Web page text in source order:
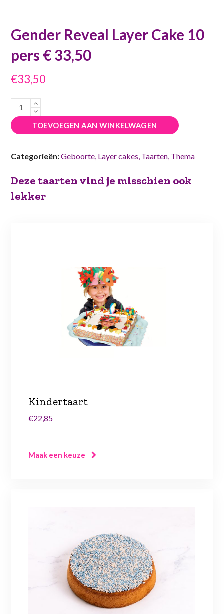
Gender Reveal Layer Cake 10
pers € 33,50
€33,50
Gender
Reveal
Layer
10
€
33,50
TOEVOEGEN AAN WINKELWAGEN
Categorieën:Geboorte, Layer cakes, Taarten, Thema
Deze taarten vind je misschien ook
lekker
Kindertaart
€22,85
Maak een keuze